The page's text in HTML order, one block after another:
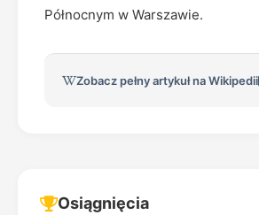
Północnym w Warszawie.
Zobacz pełny artykuł na Wikipedii
Osiągnięcia